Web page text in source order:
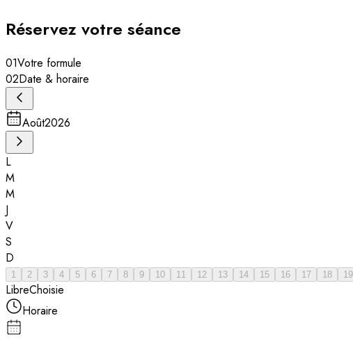
Réservez votre séance
01Votre formule
02Date & horaire
Août2026
L
M
M
J
V
S
D
1 2 3 4 5 6 7 8 9 10 11 12 13 14 15 16 17 18 19
LibreChoisie
Horaire